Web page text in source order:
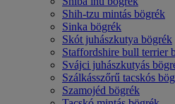
Shih-tzu mintás bögrék
Sinka bögrék
Skót juhászkutya bögrék
Staffordshire bull terrier
Svájci juhászkutyás
Szálkásszőrű tacskós
Szamojéd bögrék